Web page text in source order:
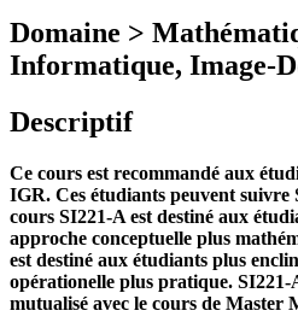
Domaine >
Informatique, Image-
Descriptif
Ce cours est recommandé aux
IGR. Ces étudiants peuvent suivre
cours SI221-A est destiné aux
approche conceptuelle plus
est destiné aux étudiants plus
opérationelle plus pratique. SI221-
mutualisé avec le cours de Master